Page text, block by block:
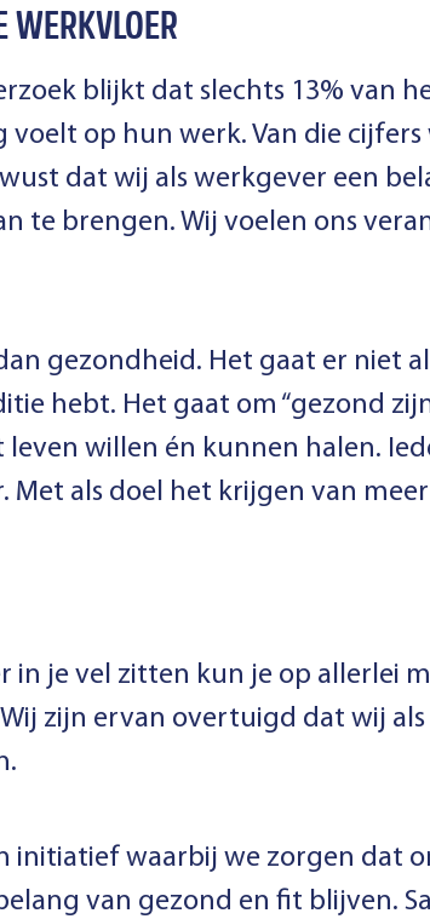
WERKVLOER
blijkt dat slechts 13% van
voelt op hun werk. Van die
dat wij als werkgever een
te brengen. Wij voelen ons
gezondheid. Het gaat er niet
hebt. Het gaat om “gezond
willen én kunnen halen.
Met als doel het krijgen van
in je vel zitten kun je op allerlei
zijn ervan overtuigd dat wij
initiatief waarbij we zorgen dat
van gezond en fit blijven.